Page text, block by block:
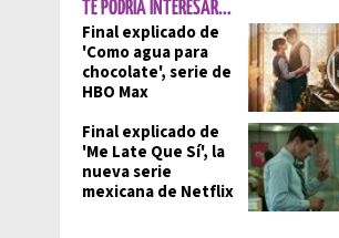
TE PODRÍA INTERESAR...
Final explicado de
'Como agua para
chocolate', serie de
HBO Max
Final explicado de
'Me Late Que Sí', la
nueva serie
mexicana de Netflix